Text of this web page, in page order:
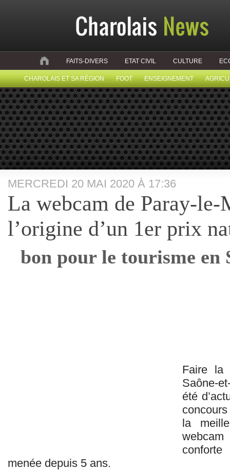
FAITS-DIVERS ETAT CIVIL CULTURE
CHAROLAIS ET SA RÉGION FOOT ENSEIGNEMENT
MERCREDI 20 MAI 2020 À 17:36
La webcam de Paray-le-
l’origine d’un 1er prix
bon pour le tourisme en
Faire la
Saône-
été
la
conforte
menée depuis 5 ans.